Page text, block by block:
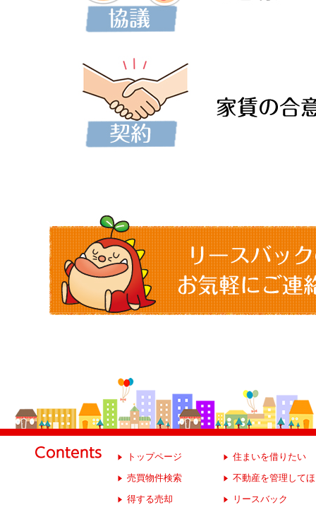
トップページ
売買物件検索
得する売却
住まいを借りたい
不動産を管理して
リースバック